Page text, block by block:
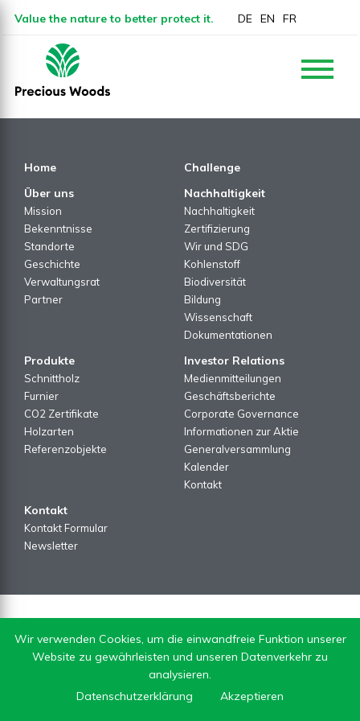
Value the nature to better protect it. DE EN FR
Home
Challenge
Über uns
Mission
Bekenntnisse
Standorte
Geschichte
Verwaltungsrat
Partner
Nachhaltigkeit
Nachhaltigkeit
Zertifizierung
Wir und SDG
Kohlenstoff
Biodiversität
Bildung
Wissenschaft
Dokumentationen
Produkte
Schnittholz
Furnier
CO2 Zertifikate
Holzarten
Referenzobjekte
Investor Relations
Medienmitteilungen
Geschäftsberichte
Corporate Governance
Informationen zur Aktie
Generalversammlung
Kalender
Kontakt
Kontakt
Kontakt Formular
Newsletter
Wir verwenden Cookies, um die einwandfreie Funktion unserer
Website zu gewährleisten und unseren Datenverkehr zu
analysieren.
Datenschutzerklärung
Akzeptieren